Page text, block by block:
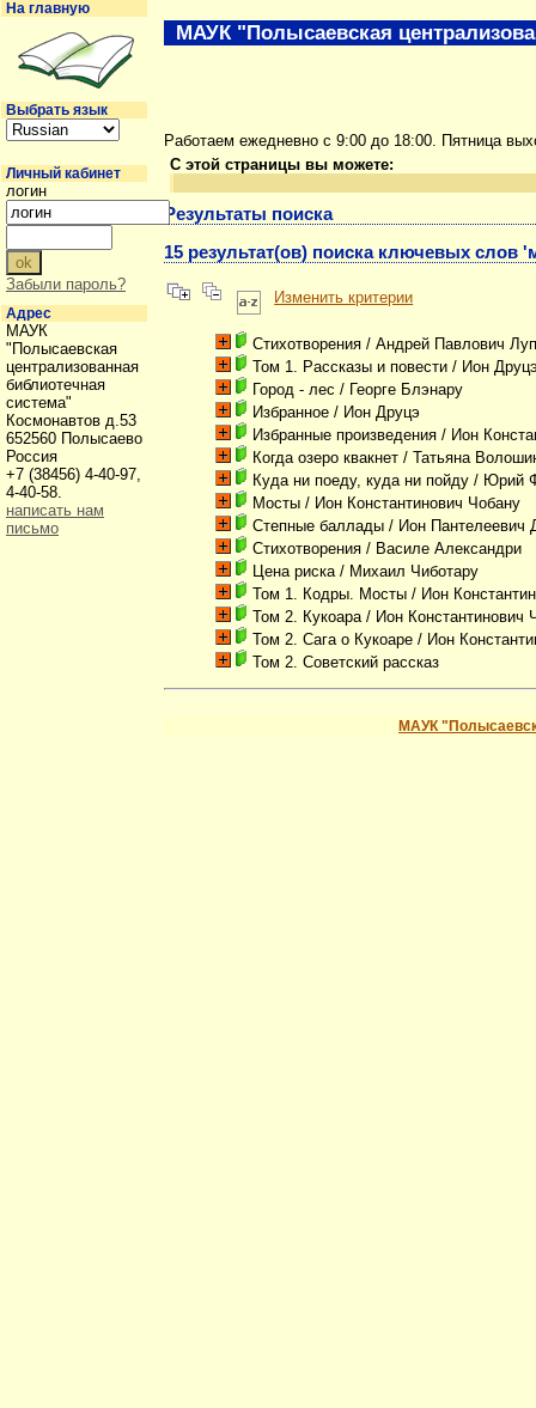
Работаем ежедневно с 9:00 до 18:00. Пятница
С этой страницы вы можете:
Результаты поиска
15 результат(ов) поиска ключевых слов
Изменить критерии
Стихотворения / Андрей Павлович
Том 1. Рассказы и повести / Ион
Город - лес / Георге Блэнару
Избранное / Ион Друцэ
Избранные произведения / Ион
Когда озеро квакнет / Татьяна
Куда ни поеду, куда ни пойду / Юрий
Мосты / Ион Константинович Чобану
Степные баллады / Ион Пантелеевич
Стихотворения / Василе Александри
Цена риска/ Михаил Чиботару
Том 1. Кодры. Мосты / Ион
Том 2. Кукоара/ Ион Константинович
Том 2. Сага о Кукоаре / Ион
Том 2. Советский рассказ
МАУК
МАУК "Полысаевская
На главную
Выбрать язык
Личный кабинет
логин
Забыли пароль?
Адрес
МАУК
"Полысаевская
централизованная
библиотечная
система"
Космонавтов д.53
652560 Полысаево
Россия
+7 (38456) 4-40-97,
4-40-58.
написать нам
письмо